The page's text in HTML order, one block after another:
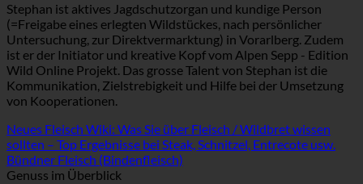
Stephan ist aktives Jagdschutzorgan und kundige Person
(=Freigabe eines erlegten Wildstückes, nach persönlicher
Untersuchung, zur Direktvermarktung) in Vorarlberg. Zudem
ist er der Initiator und kreative Kopf vom Alpen Sepp - Edition
Wild Online Projekt. Das grosse Talent von Stephan ist die
Kommunikation, Zielstrebigkeit und Hilfe bei der Umsetzung
von Kooperationen.
Neues Fleisch Wiki: Was Sie über Fleisch / Wildbret wissen
sollten – Top Ergebnisse bei Steak, Schnitzel, Entrecote usw.
Bündner Fleisch (Bindenfleisch)
Genuss im Überblick